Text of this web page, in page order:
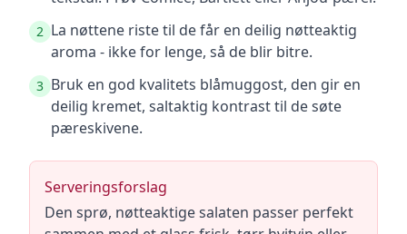
2 La nøttene riste til de får en deilig nøtteaktig
aroma - ikke for lenge, så de blir bitre.
3 Bruk en god kvalitets blåmuggost, den gir en
deilig kremet, saltaktig kontrast til de søte
pæreskivene.
Serveringsforslag
Den sprø, nøtteaktige salaten passer perfekt